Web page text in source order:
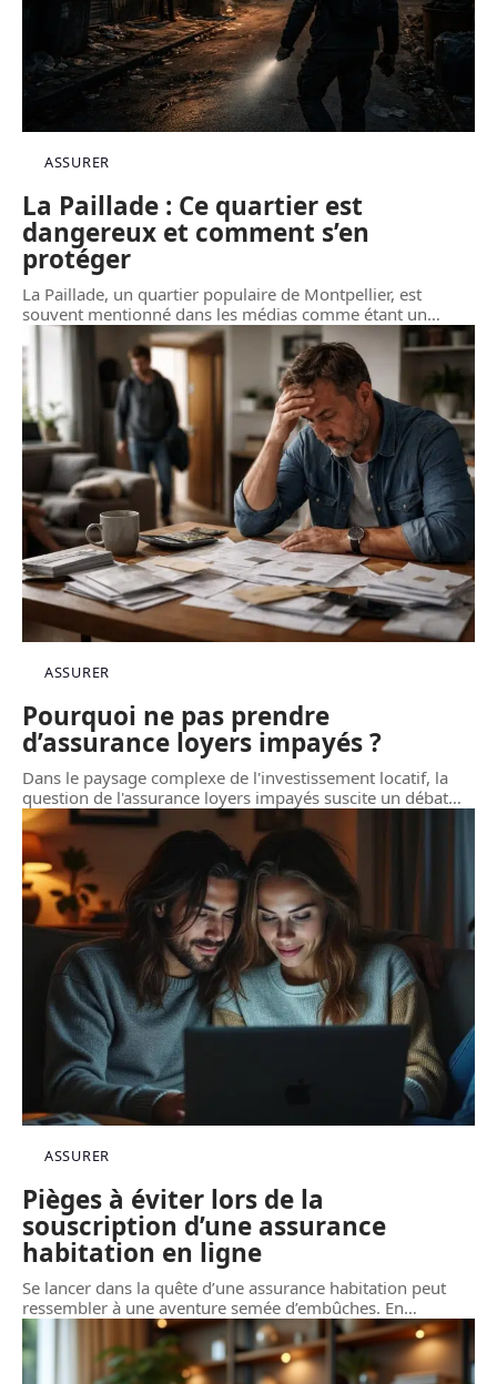
ASSURER
La Paillade : Ce quartier est
dangereux et comment s’en
protéger
La Paillade, un quartier populaire de Montpellier, est
souvent mentionné dans les médias comme étant un…
ASSURER
Pourquoi ne pas prendre
d’assurance loyers impayés ?
Dans le paysage complexe de l'investissement locatif, la
question de l'assurance loyers impayés suscite un débat…
ASSURER
Pièges à éviter lors de la
souscription d’une assurance
habitation en ligne
Se lancer dans la quête d’une assurance habitation peut
ressembler à une aventure semée d’embûches. En…